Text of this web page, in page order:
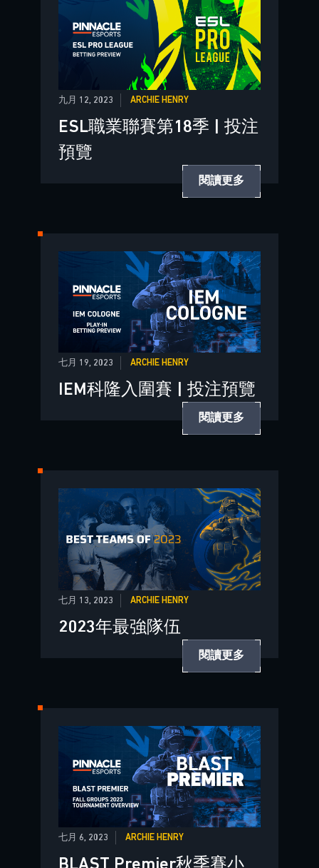
九月 12, 2023 ARCHIE HENRY
ESL職業聯賽第18季 | 投注
預覽
閱讀更多
七月 19, 2023 ARCHIE HENRY
IEM科隆入圍賽 | 投注預覽
閱讀更多
七月 13, 2023 ARCHIE HENRY
2023年最強隊伍
閱讀更多
七月 6, 2023 ARCHIE HENRY
BLAST Premier秋季賽小